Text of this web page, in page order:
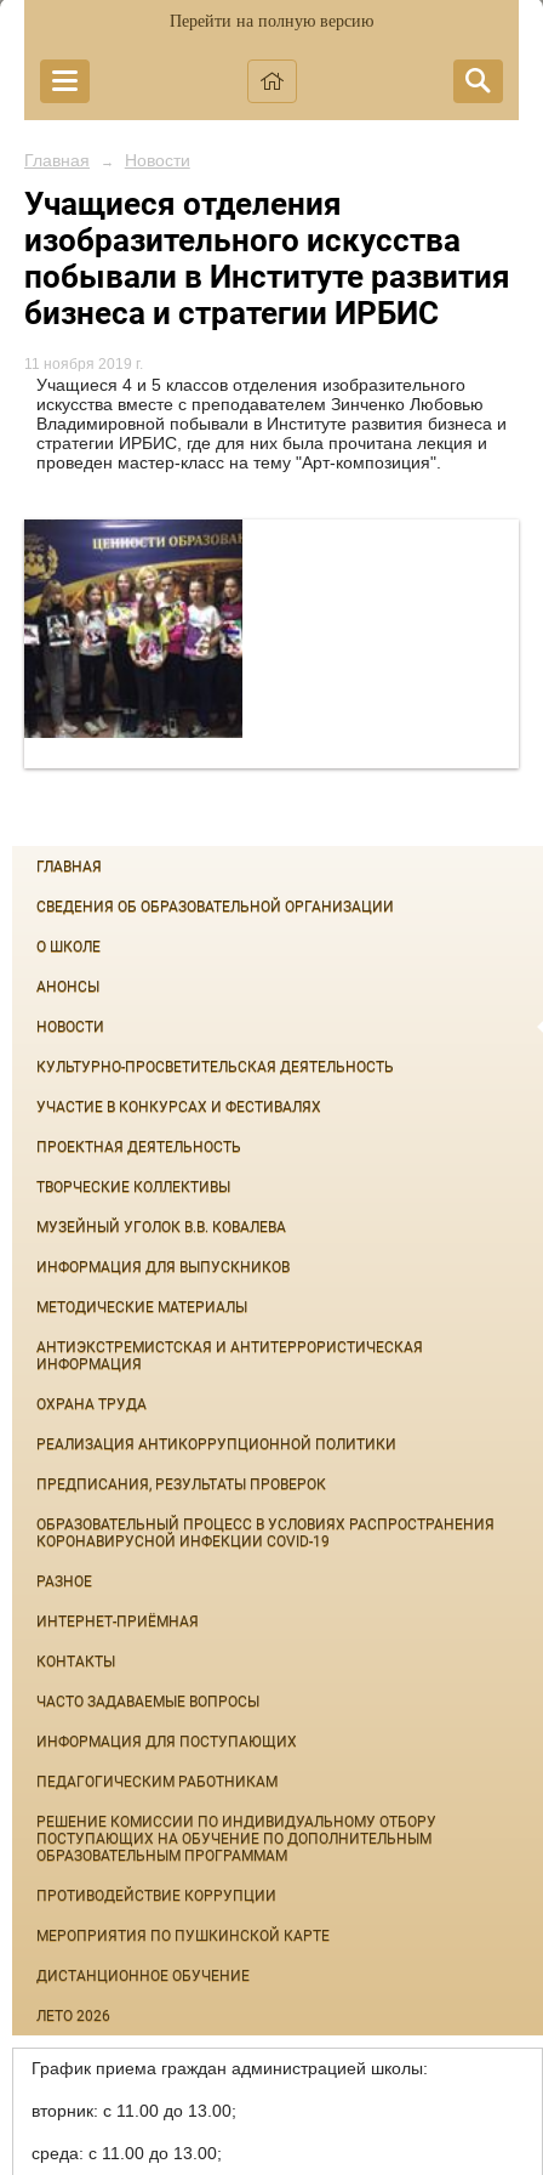
Перейти на полную версию
Главная → Новости
Учащиеся отделения
изобразительного искусства
побывали в Институте развития
бизнеса и стратегии ИРБИС
11 ноября 2019 г.
Учащиеся 4 и 5 классов отделения изобразительного
искусства вместе с преподавателем Зинченко Любовью
Владимировной побывали в Институте развития бизнеса и
стратегии ИРБИС, где для них была прочитана лекция и
проведен мастер-класс на тему "Арт-композиция".
ГЛАВНАЯ
СВЕДЕНИЯ ОБ ОБРАЗОВАТЕЛЬНОЙ ОРГАНИЗАЦИИ
О ШКОЛЕ
АНОНСЫ
НОВОСТИ
КУЛЬТУРНО-ПРОСВЕТИТЕЛЬСКАЯ ДЕЯТЕЛЬНОСТЬ
УЧАСТИЕ В КОНКУРСАХ И ФЕСТИВАЛЯХ
ПРОЕКТНАЯ ДЕЯТЕЛЬНОСТЬ
ТВОРЧЕСКИЕ КОЛЛЕКТИВЫ
МУЗЕЙНЫЙ УГОЛОК В.В. КОВАЛЕВА
ИНФОРМАЦИЯ ДЛЯ ВЫПУСКНИКОВ
МЕТОДИЧЕСКИЕ МАТЕРИАЛЫ
АНТИЭКСТРЕМИСТСКАЯ И АНТИТЕРРОРИСТИЧЕСКАЯ
ИНФОРМАЦИЯ
ОХРАНА ТРУДА
РЕАЛИЗАЦИЯ АНТИКОРРУПЦИОННОЙ ПОЛИТИКИ
ПРЕДПИСАНИЯ, РЕЗУЛЬТАТЫ ПРОВЕРОК
ОБРАЗОВАТЕЛЬНЫЙ ПРОЦЕСС В УСЛОВИЯХ РАСПРОСТРАНЕНИЯ
КОРОНАВИРУСНОЙ ИНФЕКЦИИ COVID-19
РАЗНОЕ
ИНТЕРНЕТ-ПРИЁМНАЯ
КОНТАКТЫ
ЧАСТО ЗАДАВАЕМЫЕ ВОПРОСЫ
ИНФОРМАЦИЯ ДЛЯ ПОСТУПАЮЩИХ
ПЕДАГОГИЧЕСКИМ РАБОТНИКАМ
РЕШЕНИЕ КОМИССИИ ПО ИНДИВИДУАЛЬНОМУ ОТБОРУ
ПОСТУПАЮЩИХ НА ОБУЧЕНИЕ ПО ДОПОЛНИТЕЛЬНЫМ
ОБРАЗОВАТЕЛЬНЫМ ПРОГРАММАМ
ПРОТИВОДЕЙСТВИЕ КОРРУПЦИИ
МЕРОПРИЯТИЯ ПО ПУШКИНСКОЙ КАРТЕ
ДИСТАНЦИОННОЕ ОБУЧЕНИЕ
ЛЕТО 2026
График приема граждан администрацией школы:
вторник: с 11.00 до 13.00;
среда: с 11.00 до 13.00;